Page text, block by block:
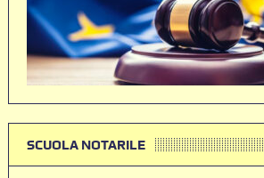
SCUOLA NOTARILE